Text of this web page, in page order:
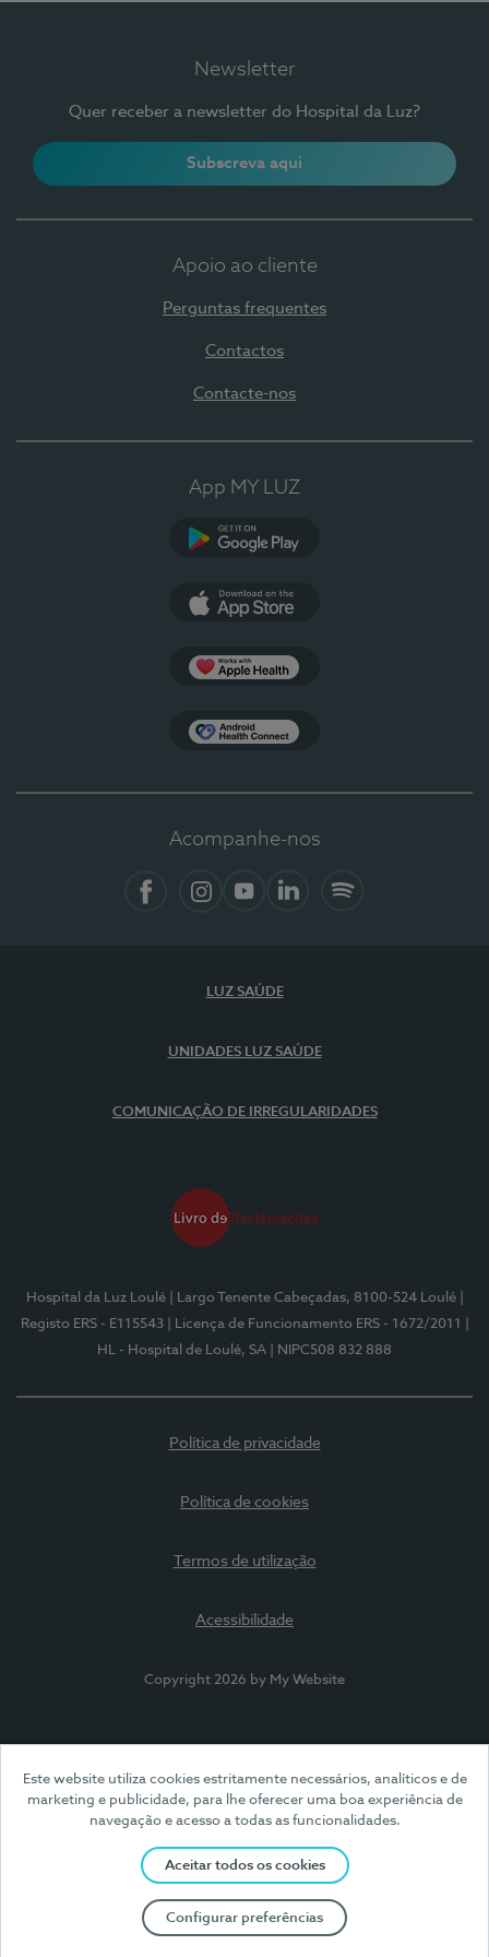
Este website utiliza cookies estritamente necessários, analíticos e de
marketing e publicidade, para lhe oferecer uma boa experiência de
navegação e acesso a todas as funcionalidades.
Aceitar todos os cookies
Configurar preferências
Newsletter
Quer receber a newsletter do Hospital da Luz?
Subscreva aqui
Apoio ao cliente
Perguntas frequentes
Contactos
Contacte-nos
App MY LUZ
Acompanhe-nos
LUZ SAÚDE
UNIDADES LUZ SAÚDE
COMUNICAÇÃO DE IRREGULARIDADES
Hospital da Luz Loulé | Largo Tenente Cabeçadas, 8100-524 Loulé
Registo ERS - E115543
| Licença de Funcionamento ERS - 1672/2011
HL - Hospital de Loulé, SA
| NIPC508 832 888
Política de privacidade
Política de cookies
Termos de utilização
Acessibilidade
Copyright 2026 by My Website